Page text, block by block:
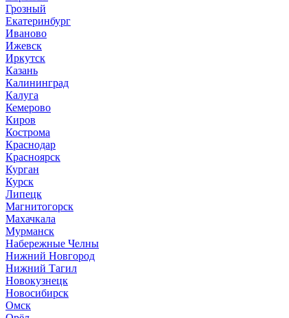
Грозный
Екатеринбург
Иваново
Ижевск
Иркутск
Казань
Калининград
Калуга
Кемерово
Киров
Кострома
Краснодар
Красноярск
Курган
Курск
Липецк
Магнитогорск
Махачкала
Мурманск
Набережные Челны
Нижний Новгород
Нижний Тагил
Новокузнецк
Новосибирск
Омск